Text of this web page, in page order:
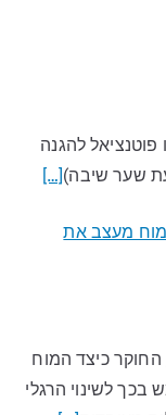
פוטנציאל להגנה
שער שיבה)[…]
מעצב את
החוקר כיצד המוח
לשינוי הרגלי